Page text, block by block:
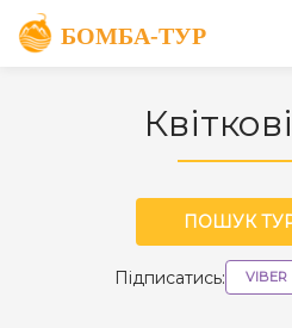
ПОШУК
Підписатись: VIBER